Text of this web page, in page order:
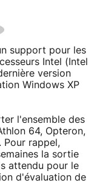
support pour les
Intel (Intel
version
Windows XP
l'ensemble des
64, Opteron,
Pour rappel,
la sortie
attendu pour le
d'évaluation de